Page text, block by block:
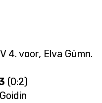
4. voor, Elva Gümn.
(0:2)